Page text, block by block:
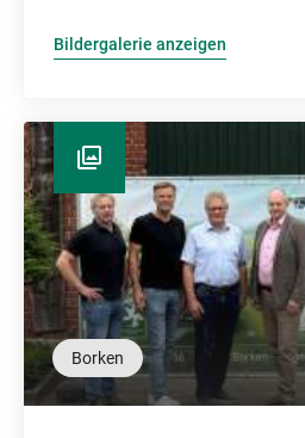
Bildergalerie anzeigen
Borken